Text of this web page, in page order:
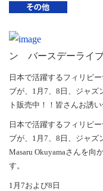
ン バースデーライ
日本で活躍するフィリピ
ブが、1月7、8日、ジャズ
ト販売中！！皆さんお誘
日本で活躍するフィリピ
ブが、1月7、8日、ジャズ
Masaru Okuyamaさんを向
す。
1月7および8日